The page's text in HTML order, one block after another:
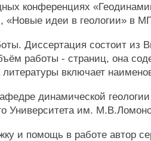
конференциях
«Новые идеи в геологии» в
Диссертация состоит из
работы - страниц, она
включает
динамической геологии
Университета им.
и помощь в работе автор